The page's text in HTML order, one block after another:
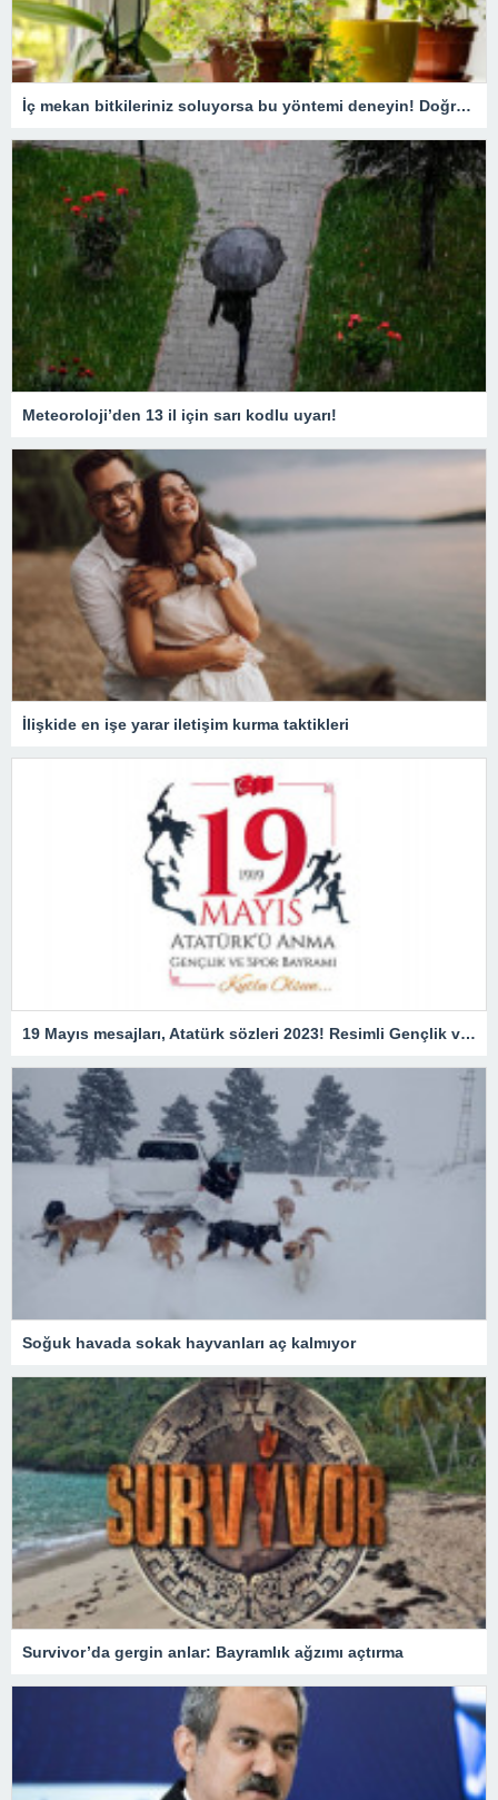
İç mekan bitkileriniz soluyorsa bu yöntemi deneyin! Doğru bakım teknikleri ile capcanlı kalacak
Meteoroloji’den 13 il için sarı kodlu uyarı!
İlişkide en işe yarar iletişim kurma taktikleri
19 Mayıs mesajları, Atatürk sözleri 2023! Resimli Gençlik ve Spor Bayramı ile ilgili sözler, kutlama mesajları!
Soğuk havada sokak hayvanları aç kalmıyor
Survivor’da gergin anlar: Bayramlık ağzımı açtırma